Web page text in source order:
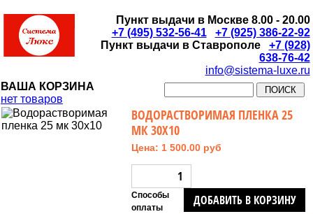
Пункт выдачи в Москве 8.00 - 20.00
+7 (495) 532-56-41
+7 (925) 386-22-92
Пункт выдачи в Ставрополе
+7 (928)
638-76-42
info@sistema-luxe.ru
ВАША КОРЗИНА
нет товаров
ВОДОРАСТВОРИМАЯ ПЛЕНКА 25
МК 30Х10
Цена: 1 500.00 руб
ДОБАВИТЬ В КОРЗИНУ
Способы
оплаты